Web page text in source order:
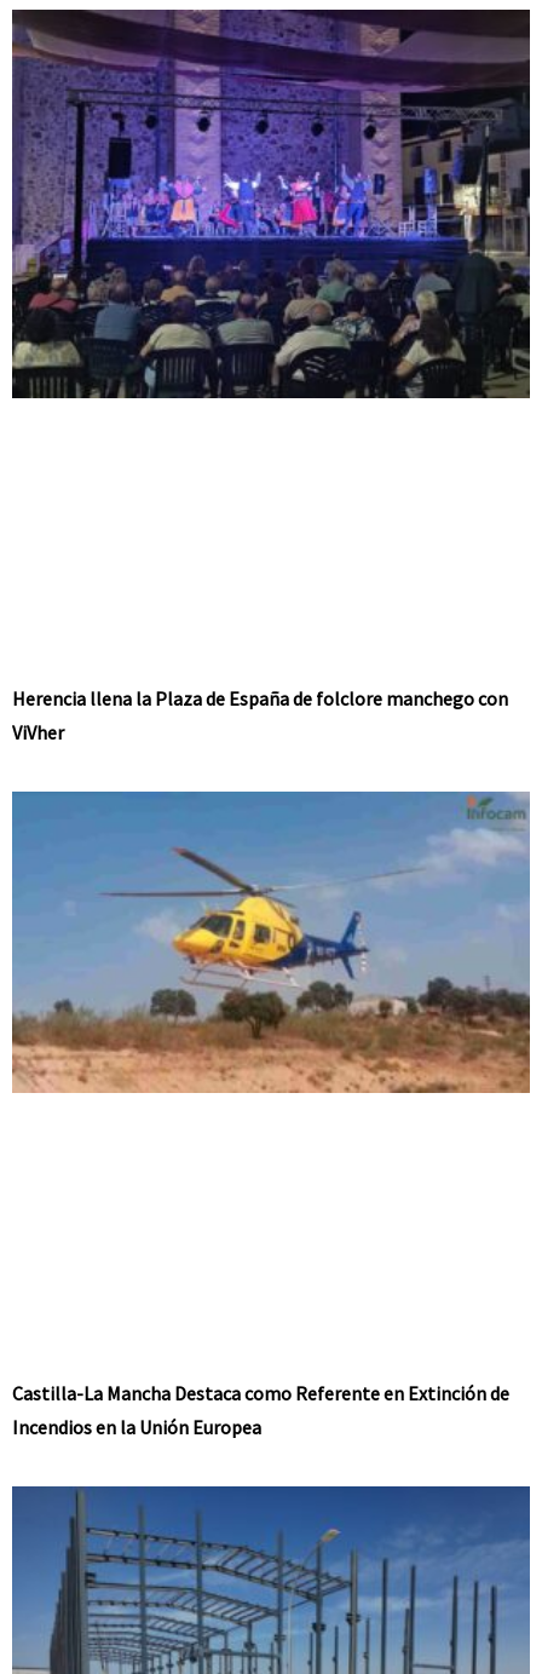
Herencia llena la Plaza de España de folclore manchego con
ViVher
Castilla-La Mancha Destaca como Referente en Extinción de
Incendios en la Unión Europea